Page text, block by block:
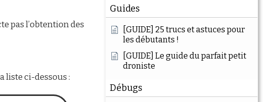
pas l’obtention des
liste ci-dessous :
Guides
[GUIDE] 25 trucs et astuces pour
les débutants !
[GUIDE] Le guide du parfait petit
droniste
Débugs